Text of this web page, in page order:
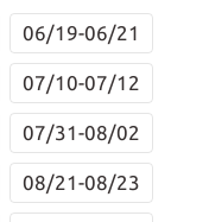
06/19-06/21
07/10-07/12
07/31-08/02
08/21-08/23